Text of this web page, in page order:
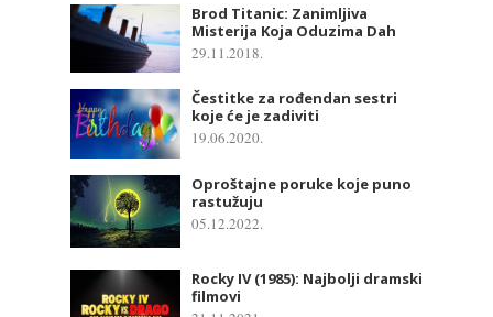
Brod Titanic: Zanimljiva
Misterija Koja Oduzima Dah
29.11.2018.
Čestitke za rođendan sestri
koje će je zadiviti
19.06.2020.
Oproštajne poruke koje puno
rastužuju
05.12.2022.
Rocky IV (1985): Najbolji dramski
filmovi